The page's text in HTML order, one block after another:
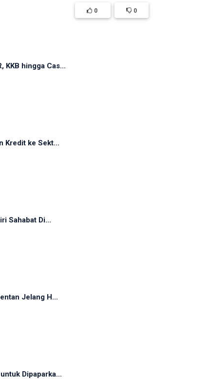
0 0
KKB hingga Cas...
Kredit ke Sekt...
Sahabat Di...
Jelang H...
Dipaparka...